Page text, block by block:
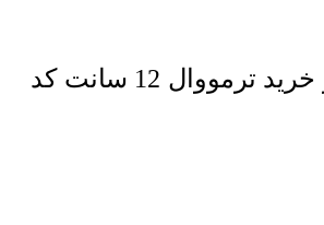
پس از مشاهده انواع ترمووال و مقایسه محصول مورد نظر، نسبت به مطالعه مشخصات پیش از خرید ترمووال 12 سانت کد